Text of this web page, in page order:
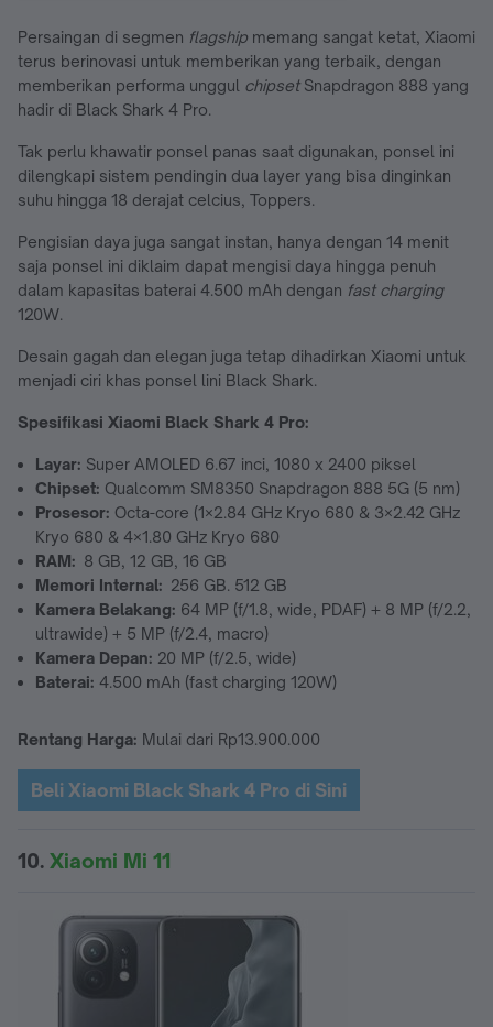
Persaingan di segmen flagship memang sangat ketat, Xiaomi
terus berinovasi untuk memberikan yang terbaik, dengan
memberikan performa unggul chipset Snapdragon 888 yang
hadir di Black Shark 4 Pro.
Tak perlu khawatir ponsel panas saat digunakan, ponsel ini
dilengkapi sistem pendingin dua layer yang bisa dinginkan
suhu hingga 18 derajat celcius, Toppers.
Pengisian daya juga sangat instan, hanya dengan 14 menit
saja ponsel ini diklaim dapat mengisi daya hingga penuh
dalam kapasitas baterai 4.500 mAh dengan fast charging
120W.
Desain gagah dan elegan juga tetap dihadirkan Xiaomi untuk
menjadi ciri khas ponsel lini Black Shark.
Spesifikasi Xiaomi Black Shark 4 Pro:
Layar: Super AMOLED 6.67 inci, 1080 x 2400 piksel
Chipset: Qualcomm SM8350 Snapdragon 888 5G (5 nm)
Prosesor: Octa-core (1×2.84 GHz Kryo 680 & 3×2.42 GHz
Kryo 680 & 4×1.80 GHz Kryo 680
RAM: 8 GB, 12 GB, 16 GB
Memori Internal: 256 GB. 512 GB
Kamera Belakang: 64 MP (f/1.8, wide, PDAF) + 8 MP (f/2.2,
ultrawide) + 5 MP (f/2.4, macro)
Kamera Depan: 20 MP (f/2.5, wide)
Baterai: 4.500 mAh (fast charging 120W)
Rentang Harga: Mulai dari Rp13.900.000
Beli Xiaomi Black Shark 4 Pro di Sini
10. Xiaomi Mi 11